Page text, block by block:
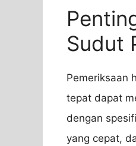
Sudut
Pemeriksaan
tepat dapat
dengan
yang cepat,